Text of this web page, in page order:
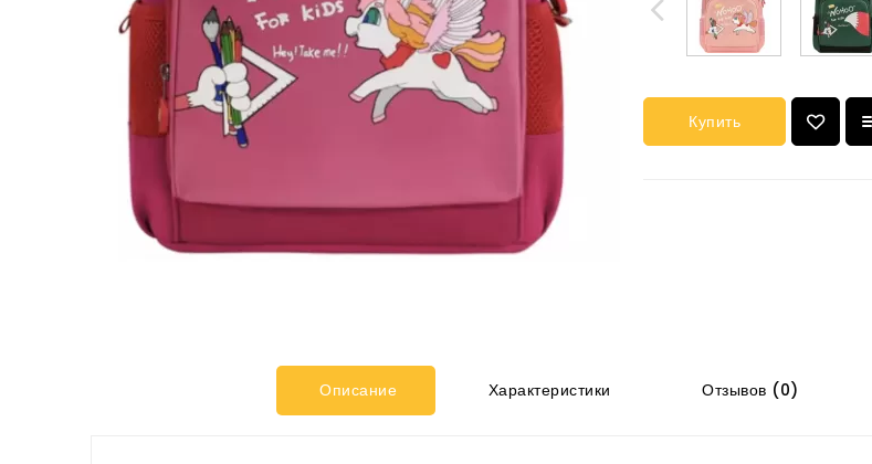
Купить
Описание Характеристики Отзывов (0)